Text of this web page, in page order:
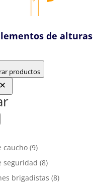
de alturas
productos
caucho 99
productos
seguridad 88
productos
brigadistas 88